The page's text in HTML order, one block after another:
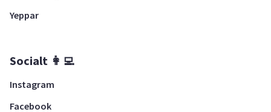
Yeppar
Socialt 👩‍💻
Instagram
Facebook